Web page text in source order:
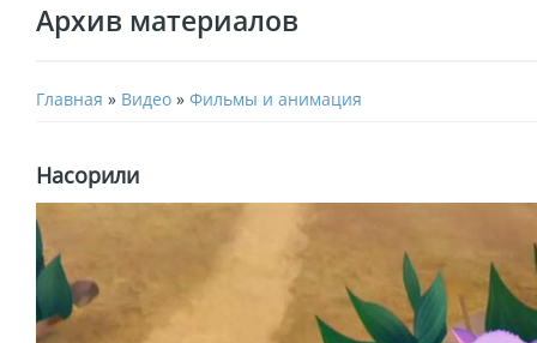
Архив материалов
Главная » Видео » Фильмы и анимация
Насорили